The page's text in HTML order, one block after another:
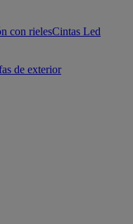
con rielesCintas Led
de exterior